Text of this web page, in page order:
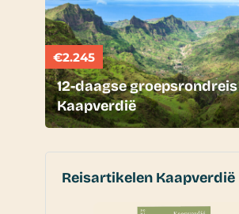
€2.245
12-daagse groepsrondreis
Kaapverdië
Reisartikelen Kaapverdië